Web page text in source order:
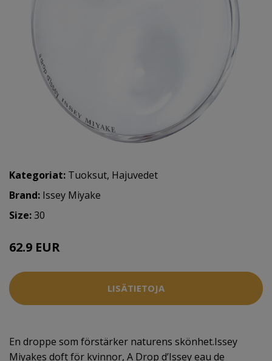
Kategoriat: Tuoksut, Hajuvedet
Brand: Issey Miyake
Size:30
62.9 EUR
LISÄTIETOJA
En droppe som förstärker naturens skönhet.Issey
Miyakes doft för kvinnor, A Drop d’Issey eau de